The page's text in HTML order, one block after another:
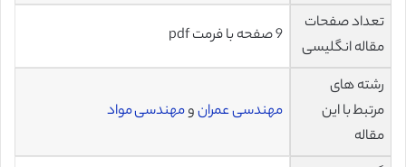
تعداد صفحات
مقاله انگلیسی
9 صفحه با فرمت pdf
رشته های
مرتبط با این
مقاله
مهندسی عمرانومهندسی مواد